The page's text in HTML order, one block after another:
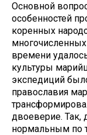
Основной
особенностей
коренных
времени
культуры
экспедиций
православия
двоеверие. Так,
нормальным по